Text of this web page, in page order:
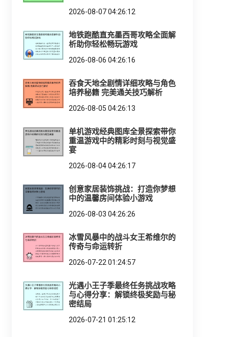
2026-08-07 04:26:12
地铁跑酷直充墨西哥攻略全面解
析助你轻松畅玩游戏
2026-08-06 04:26:16
吞食天地全剧情详细攻略与角色
培养秘籍 完美通关技巧解析
2026-08-05 04:26:13
单机游戏经典图库全景探索带你
重温游戏中的精彩时刻与视觉盛
宴
2026-08-04 04:26:17
创意家居装饰挑战：打造你梦想
中的温馨房间体验小游戏
2026-08-03 04:26:26
冰雪风暴中的战斗女王希维尔的
传奇与命运转折
2026-07-22 01:24:57
光遇小王子季最终任务挑战攻略
与心得分享：解锁终极奖励与秘
密结局
2026-07-21 01:25:12